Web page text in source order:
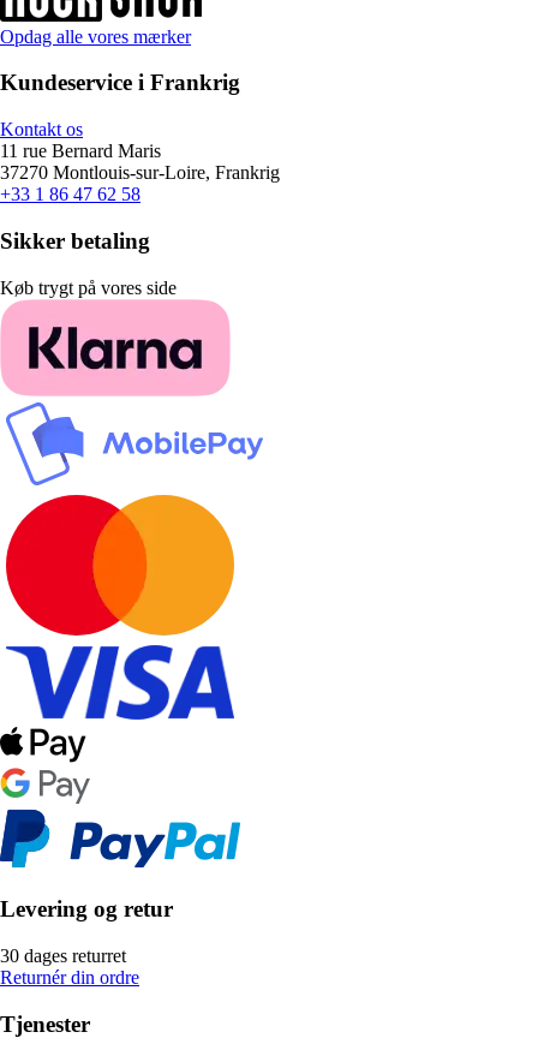
Opdag alle vores mærker
Kundeservice i Frankrig
Kontakt os
11 rue Bernard Maris
37270 Montlouis-sur-Loire, Frankrig
+33 1 86 47 62 58
Sikker betaling
Køb trygt på vores side
Levering og retur
30 dages returret
Returnér din ordre
Tjenester